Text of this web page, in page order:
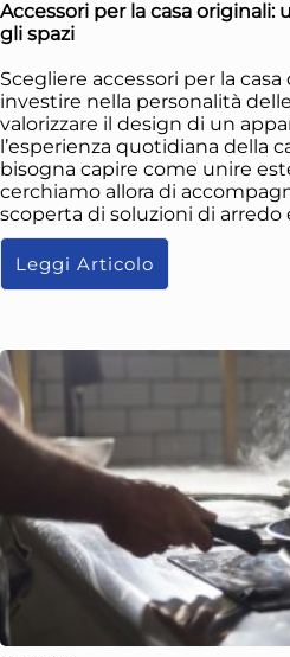
Accessori per la casa
gli spazi
Scegliere accessori per la
investire nella personalità
valorizzare il design di un
l’esperienza quotidiana della
bisogna capire come unire
cerchiamo allora di
scoperta di soluzioni di
Leggi Articolo